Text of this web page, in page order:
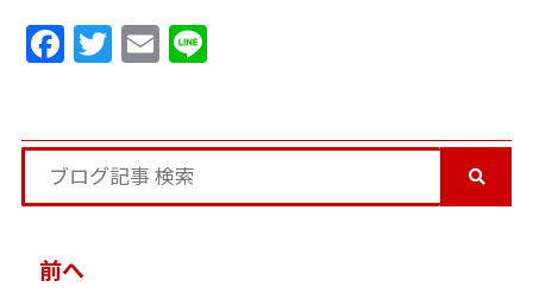
Facebook
Twitter
Email
Line
投
前へ